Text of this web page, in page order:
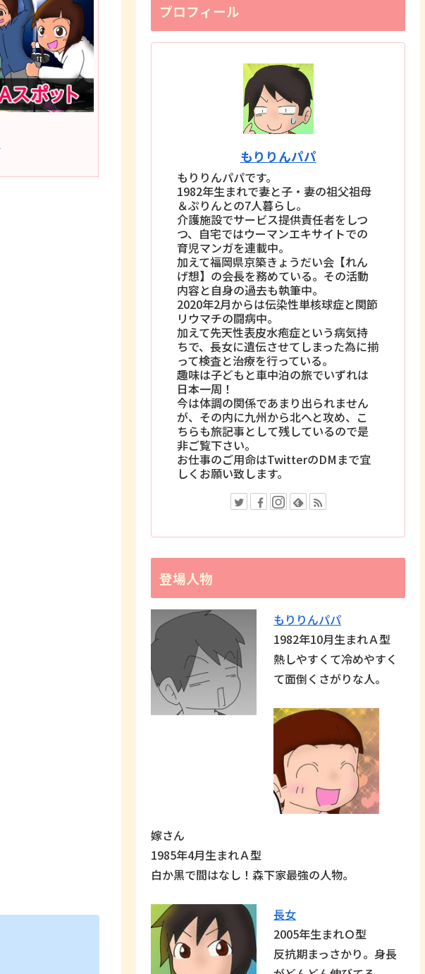
プロフィール
もりりんパパ
もりりんパパです。
1982年生まれで妻と子・妻の祖父祖母
＆ぷりんとの7人暮らし。
介護施設でサービス提供責任者をしつ
つ、自宅ではウーマンエキサイトでの
育児マンガを連載中。
加えて福岡県京築きょうだい会【れん
げ想】の会長を務めている。その活動
内容と自身の過去も執筆中。
2020年2月からは伝染性単核球症と関節
リウマチの闘病中。
加えて先天性表皮水疱症という病気持
ちで、長女に遺伝させてしまった為に揃
って検査と治療を行っている。
趣味は子どもと車中泊の旅でいずれは
日本一周！
今は体調の関係であまり出られません
が、その内に九州から北へと攻め、こ
ちらも旅記事として残しているので是
非ご覧下さい。
お仕事のご用命はTwitterのDMまで宜
しくお願い致します。
登場人物
もりりんパパ
1982年10月生まれＡ型
熱しやすくて冷めやすく
て面倒くさがりな人。
嫁さん
1985年4月生まれＡ型
白か黒で間はなし！森下家最強の人物。
長女
2005年生まれＯ型
反抗期まっさかり。身長